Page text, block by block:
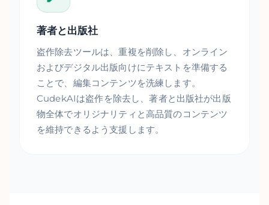
著者と出版社
盗作除去ツールは、重複を削除し、オンライン
およびデジタル出版向けにテキストを準備する
ことで、編集コンテンツを洗練します。
CudekAIは盗作を除去し、著者と出版社が出版
物全体でオリジナリティと高品質のコンテンツ
を維持できるよう支援します。